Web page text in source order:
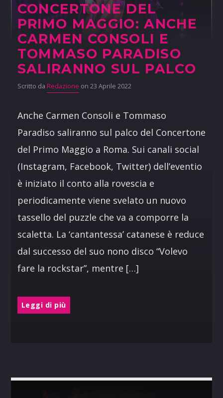
CONCERTONE DEL
PRIMO MAGGIO: ANCHE
CARMEN CONSOLI E
TOMMASO PARADISO
SALIRANNO SUL PALCO
Scritto da Redazione on 23 Aprile 2022
Anche Carmen Consoli e Tommaso
Paradiso saliranno sul palco del Concertone
del Primo Maggio a Roma. Sui canali social
(Instagram, Facebook, Twitter) dell’eventio
è iniziato il conto alla rovescia e
periodicamente viene svelato un nuovo
tassello del puzzle che va a comporre la
scaletta. La ‘cantantessa’ catanese è reduce
dal successo del suo nono disco “Volevo
fare la rockstar”, mentre […]
Leggi di più